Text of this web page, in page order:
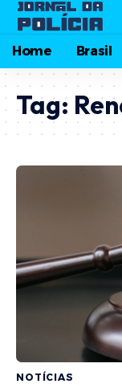
Home Brasil
Tag:
NOTÍCIAS